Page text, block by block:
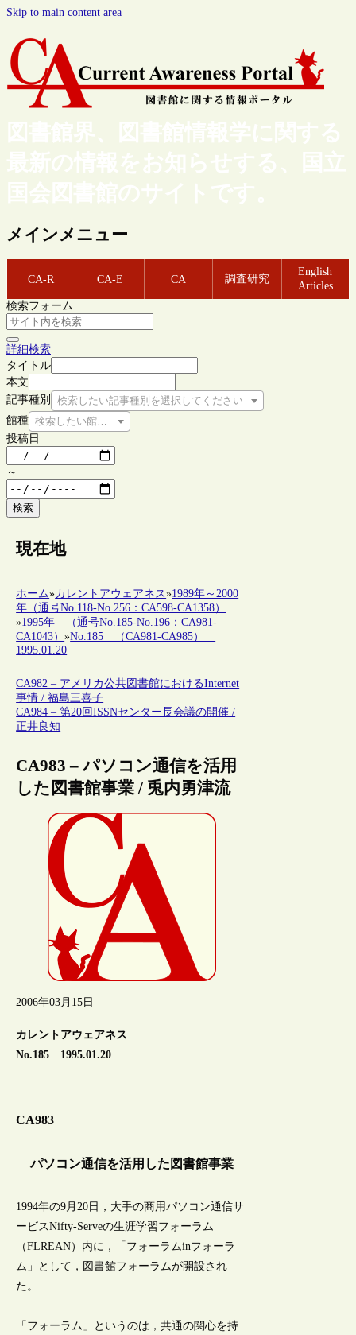
Skip to main content area
図書館界、図書館情報学に関する
最新の情報をお知らせする、国立
国会図書館のサイトです。
メインメニュー
CA-R CA-E CA 調査研究
English
Articles
検索フォーム
詳細検索
タイトル
本文
記事種別
検索したい記事種別を選択してください
館種 検索したい館種を選択してください
投稿日
～
検索
現在地
ホーム»カレントアウェアネス»1989年～2000
年（通号No.118-No.256：CA598-CA1358）
»1995年 （通号No.185-No.196：CA981-
CA1043）»No.185 （CA981-CA985）
1995.01.20
CA982 – アメリカ公共図書館におけるInternet
事情 / 福島三喜子
CA984 – 第20回ISSNセンター長会議の開催 /
正井良知
CA983 – パソコン通信を活用
した図書館事業 / 兎内勇津流
2006年03月15日
カレントアウェアネス
No.185 1995.01.20
CA983
パソコン通信を活用した図書館事業
1994年の9月20日，大手の商用パソコン通信サ
ービスNifty-Serveの生涯学習フォーラム
（FLREAN）内に，「フォーラムinフォーラ
ム」として，図書館フォーラムが開設され
た。
「フォーラム」というのは，共通の関心を持